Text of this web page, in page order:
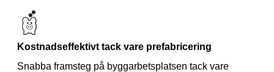
Kostnadseffektivt tack vare prefabricering
Snabba framsteg på byggarbetsplatsen tack vare